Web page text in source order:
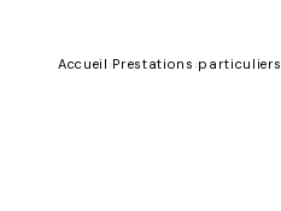
Accueil ›Prestations ›particuliers